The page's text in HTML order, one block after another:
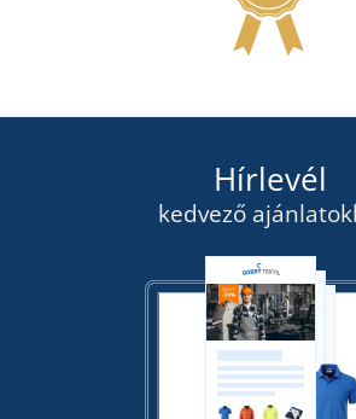
Hírlevél
kedvező